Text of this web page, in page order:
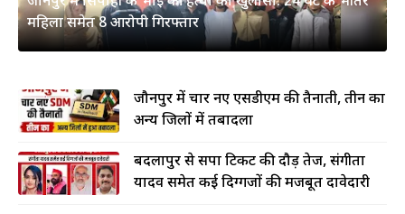
महिला समेत 8 आरोपी गिरफ्तार
जौनपुर में चार नए एसडीएम की तैनाती, तीन का
अन्य जिलों में तबादला
बदलापुर से सपा टिकट की दौड़ तेज, संगीता
यादव समेत कई दिग्गजों की मजबूत दावेदारी